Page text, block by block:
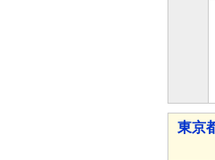
東京